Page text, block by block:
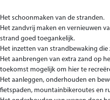
Het schoonmaken van de stranden.
Het zandvrij maken en vernieuwen
strand goed toegankelijk.
Het inzetten van strandbewaking
Het aanbrengen van extra zand op
toekomst mogelijk om hier te
Het aanleggen, onderhouden en
fietspaden, mountainbikeroutes en